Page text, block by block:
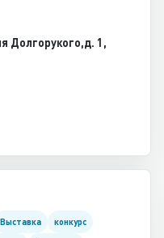
Долгорукого,д. 1,
Выставка конкурс